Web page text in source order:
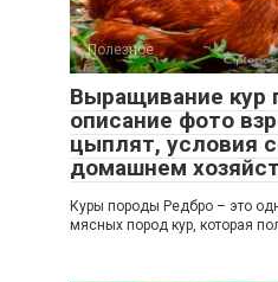
Полезное
Выращивание кур
описание фото
цыплят, условия
домашнем
Куры породы Редбро – это
мясных пород кур, которая